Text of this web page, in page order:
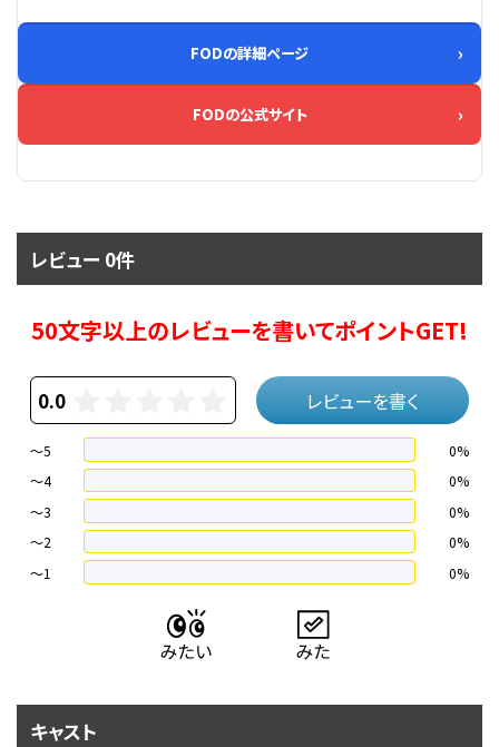
FODの詳細ページ
FODの公式サイト
レビュー 0件
50文字以上のレビューを書いてポイントGET!
0.0 レビューを書く
～5
0%
～4
0%
〜3
0%
〜2
0%
〜1
0%
キャスト